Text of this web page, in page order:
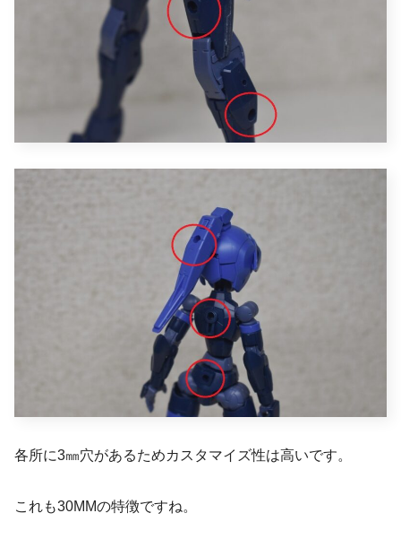
各所に3㎜穴があるためカスタマイズ性は高いです。
これも30MMの特徴ですね。